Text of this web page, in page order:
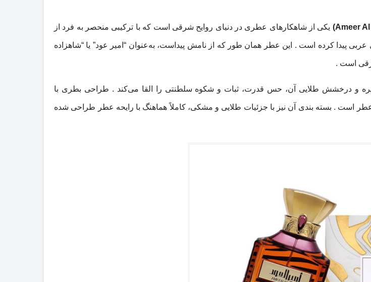
یکی از شاهکارهای عطری در دنیای روایح شرقی است که با ترکیبی منحصر‌ به‌ فرد از
پیدا کرده است . این عطر همان‌ طور که از نامش پیداست، به‌عنوان “امیر عود” یا “شاهزاده
است .
و درخشش طلایی آن، حس قدرت، ثبات و شکوه سلطنتی را القا می‌کند . طراحی بطری با
است . بسته‌ بندی آن نیز با جزئیات طلایی و مشکی، کاملاً هماهنگ با رایحه عطر طراحی شده